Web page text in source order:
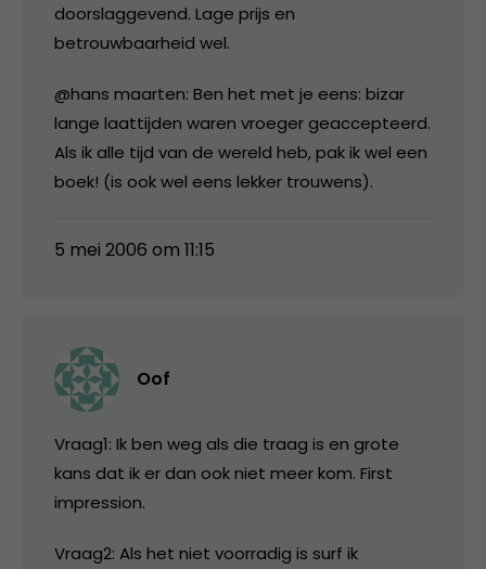
doorslaggevend. Lage prijs en
betrouwbaarheid wel.
@hans maarten: Ben het met je eens: bizar
lange laattijden waren vroeger geaccepteerd.
Als ik alle tijd van de wereld heb, pak ik wel een
boek! (is ook wel eens lekker trouwens).
5 mei 2006 om 11:15
Oof
Vraag1: Ik ben weg als die traag is en grote
kans dat ik er dan ook niet meer kom. First
impression.
Vraag2: Als het niet voorradig is surf ik